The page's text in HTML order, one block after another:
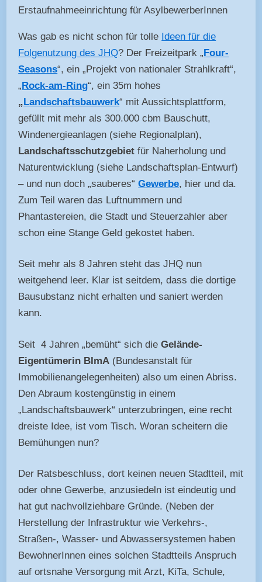
Erstaufnahmeeinrichtung für AsylbewerberInnen
Was gab es nicht schon für tolle Ideen für die
Folgenutzung des JHQ? Der Freizeitpark „Four-
Seasons“, ein „Projekt von nationaler Strahlkraft“,
„Rock-am-Ring“, ein 35m hohes
„Landschaftsbauwerk“ mit Aussichtsplattform,
gefüllt mit mehr als 300.000 cbm Bauschutt,
Windenergieanlagen (siehe Regionalplan),
Landschaftsschutzgebiet für Naherholung und
Naturentwicklung (siehe Landschaftsplan-Entwurf)
– und nun doch „sauberes“Gewerbe, hier und da.
Zum Teil waren das Luftnummern und
Phantastereien, die Stadt und Steuerzahler aber
schon eine Stange Geld gekostet haben.
Seit mehr als 8 Jahren steht das JHQ nun
weitgehend leer. Klar ist seitdem, dass die dortige
Bausubstanz nicht erhalten und saniert werden
kann.
Seit 4 Jahren „bemüht“ sich dieGelände-
Eigentümerin BImA (Bundesanstalt für
Immobilienangelegenheiten) also um einen Abriss.
Den Abraum kostengünstig in einem
„Landschaftsbauwerk“ unterzubringen, eine recht
dreiste Idee, ist vom Tisch. Woran scheitern die
Bemühungen nun?
Der Ratsbeschluss, dort keinen neuen Stadtteil, mit
oder ohne Gewerbe, anzusiedeln ist eindeutig und
hat gut nachvollziehbare Gründe. (Neben der
Herstellung der Infrastruktur wie Verkehrs-,
Straßen-, Wasser- und Abwassersystemen haben
BewohnerInnen eines solchen Stadtteils Anspruch
auf ortsnahe Versorgung mit Arzt, KiTa, Schule,